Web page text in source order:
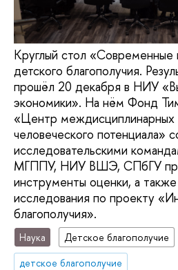
Круглый стол «Современные
детского благополучия.
прошёл 20 декабря в НИУ
экономики». На нём Фонд
«Центр междисциплинарных
человеческого потенциала»
исследовательскими
МГППУ, НИУ ВШЭ, СПбГУ
инструменты оценки, а также
исследования по проекту
благополучия».
Наука
Детское благополучие
детское благополучие